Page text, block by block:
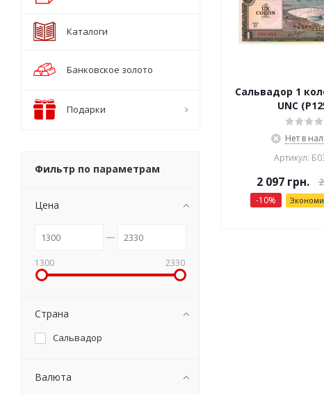
Сальвадор 1
UNC
Нет в
Артикул:
2 097грн.
-10%
Каталоги
Банковское золото
Подарки
Фильтр по параметрам
Цена
1300 2330
Страна
Сальвадор
Валюта